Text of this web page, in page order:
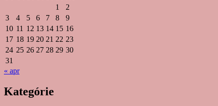
1
2
3
4 5 6 7 8
9
10 11 12 13 14 15 16
17 18 19 20 21 22 23
24 25 26 27 28 29 30
31
« apr
Kategórie